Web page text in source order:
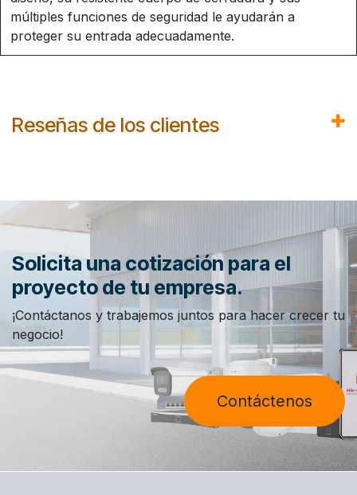
múltiples funciones de seguridad le ayudarán a
proteger su entrada adecuadamente.
Reseñas de los clientes
Solicita una cotización para el
proyecto de tu empresa.
¡Contáctanos y trabajemos juntos para hacer crecer tu
negocio!
Contáctenos